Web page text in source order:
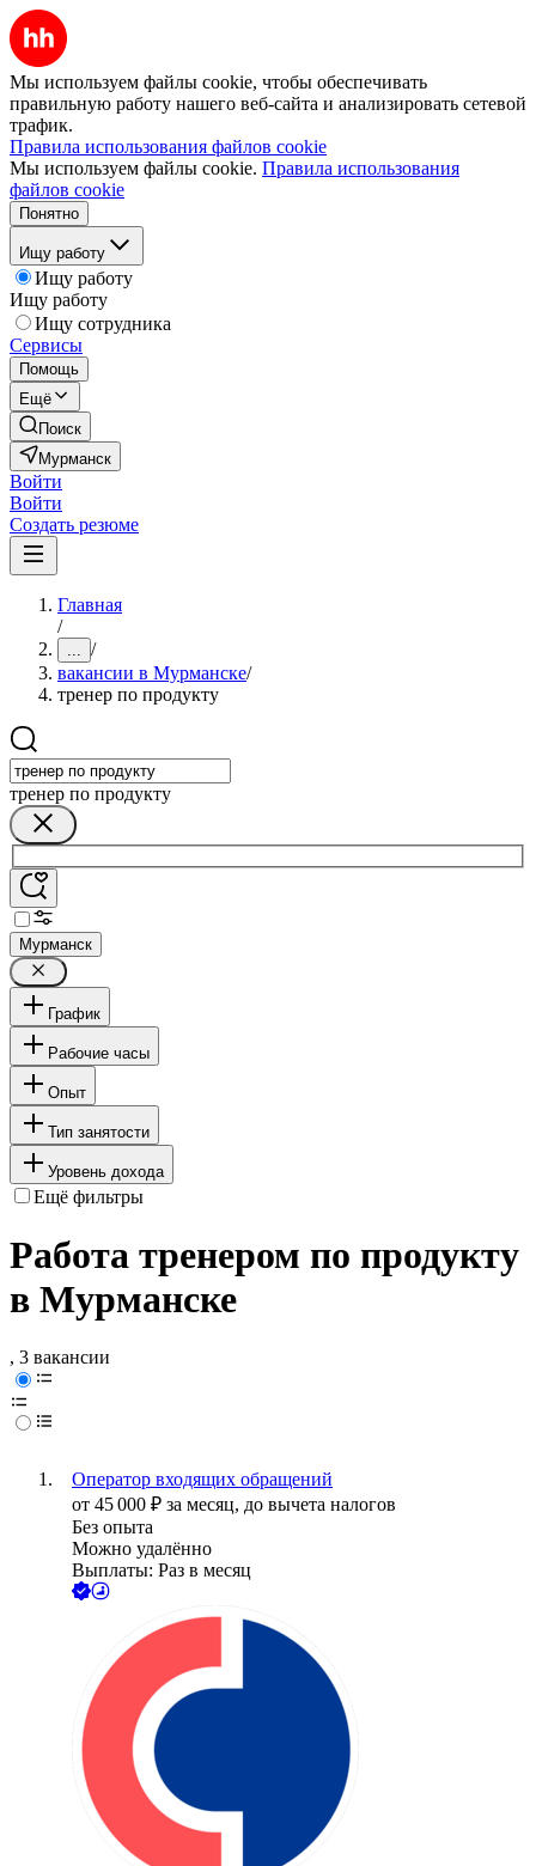
Мы используем файлы cookie, чтобы обеспечивать
правильную работу нашего веб-сайта и анализировать сетевой
трафик.
Правила использования файлов cookie
Мы используем файлы cookie. Правила использования
файлов cookie
Понятно
Ищу работу
Ищу работу
Ищу работу
Ищу сотрудника
Сервисы
Помощь
Ещё
Поиск
Мурманск
Войти
Войти
Создать резюме
Главная
/
... /
вакансии в Мурманске/
тренер по продукту
тренер по продукту
Мурманск
График
Рабочие часы
Опыт
Тип занятости
Уровень дохода
Ещё фильтры
Работа тренером по продукту
в Мурманске
, 3 вакансии
Оператор входящих обращений
от 45 000 ₽ за месяц, до вычета налогов
Без опыта
Можно удалённо
Выплаты: Раз в месяц